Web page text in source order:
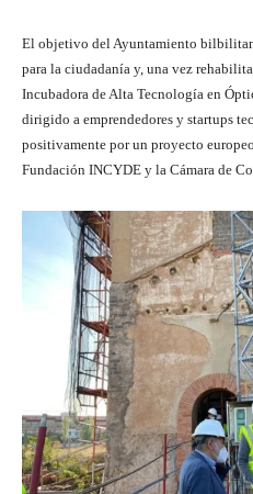
El objetivo del Ayuntamiento
para la ciudadanía y, una vez
Incubadora de Alta Tecnología en
dirigido a emprendedores y startups
positivamente por un proyecto
Fundación INCYDE y la Cámara de